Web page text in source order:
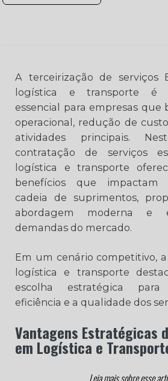
A terceirização de serviços
logística e transporte é
essencial para empresas que
operacional, redução de
atividades principais.
contratação de serviços
logística e transporte
benefícios que impactam
cadeia de suprimentos,
abordagem moderna e
demandas do mercado.
Em um cenário competitivo,
logística e transporte
escolha estratégica
eficiência e a qualidade dos
Vantagens Estratégicas
em Logística e